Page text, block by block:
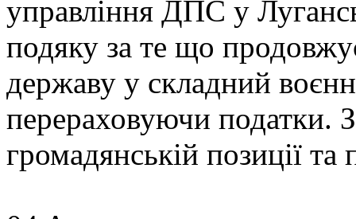
управління ДПС у
подяку за те що
державу у складний
перераховуючи податки.
громадянській позиції